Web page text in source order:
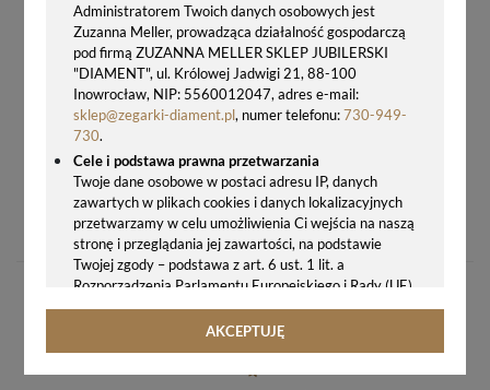
Administratorem Twoich danych osobowych jest
Zuzanna Meller, prowadząca działalność gospodarczą
pod firmą ZUZANNA MELLER SKLEP JUBILERSKI
"DIAMENT", ul. Królowej Jadwigi 21, 88-100
Inowrocław, NIP: 5560012047, adres e-mail:
sklep@zegarki-diament.pl, numer telefonu:730-949-
730.
Cele i podstawa prawna przetwarzania
Twoje dane osobowe w postaci adresu IP, danych
zawartych w plikach cookies i danych lokalizacyjnych
przetwarzamy w celu umożliwienia Ci wejścia na naszą
stronę i przeglądania jej zawartości, na podstawie
Twojej zgody – podstawa z art. 6 ust. 1 lit. a
Rozporządzenia Parlamentu Europejskiego i Rady (UE)
2016/679 z 27.04.2016 r. w sprawie ochrony osób
fizycznych w związku z przetwarzaniem danych
AKCEPTUJĘ
268,00 zł